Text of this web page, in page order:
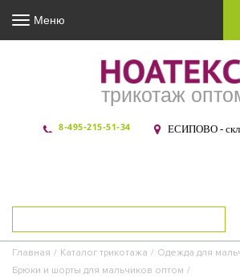
трикотаж
8-495-215-51-34 ЕСИПОВО -
Меню
Главная / Каталог трикотажа / Одежда для
Брюки и шорты для мальчиков оптом /